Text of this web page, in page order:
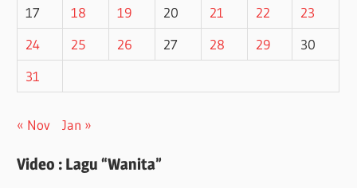
17 18 19 20 21 22
23
24
25 26 27 28 29
30
31
« Nov Jan »
Video : Lagu “Wanita”